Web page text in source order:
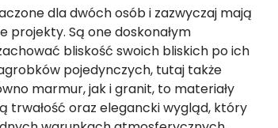
dla dwóch osób i zazwyczaj mają
projekty. Są one doskonałym
bliskość swoich bliskich po ich
pojedynczych, tutaj także
marmur, jak i granit, to materiały
trwałość oraz elegancki wygląd, który